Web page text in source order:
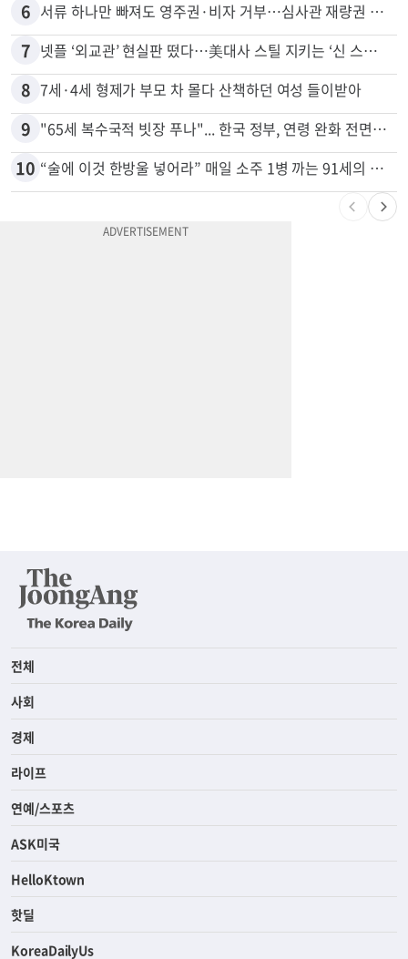
5 74m짜리 보잉777, 화물기 변신…격납고서 ‘보물’ 찾는 인천공항
6 서류 하나만 빠져도 영주권·비자 거부…심사관 재량권 대폭 확대
7
8 7세·4세 형제가 부모 차 몰다 산책하던 여성 들이받아
9 "65세 복수국적 빗장 푸나"... 한국 정부, 연령 완화 전면 추진
“술에 이것 한방울 넣어라” 매일 소주 1병 까는 91세의 철칙
전체
사회
경제
라이프
연예/스포츠
ASK미국
HelloKtown